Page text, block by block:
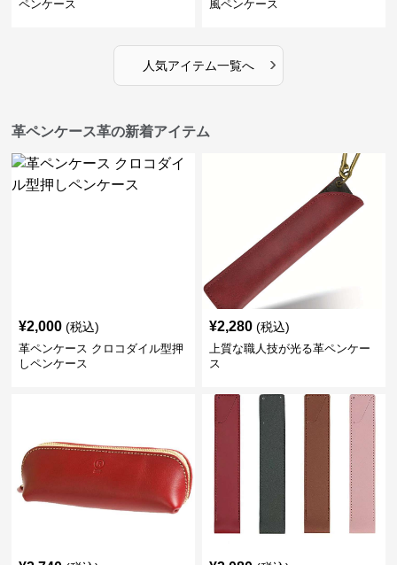
ペンケース
風ペンケース
人気アイテム一覧へ ›
革ペンケース革の新着アイテム
¥2,000 (税込)
革ペンケース クロコダイル型押
しペンケース
¥2,280 (税込)
上質な職人技が光る革ペンケー
ス